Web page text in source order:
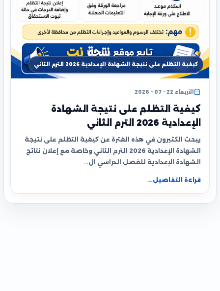
كيفية التظلم على نتيجة الشهادة الإعدادية 2026 الترم الثاني
الأربعاء 22 - 07 - 2026
كيفية التظلم على نتيجة الشهادة
الإعدادية 2026 الترم الثاني
يبحث الكثيرون في هذه الفترة عن كيفية التظلم على نتيجة
الشهادة الإعدادية 2026 الترم الثاني وخاصة مع إعلان نتائج
الشهادة الإعدادية للفصل الدراسي ال…
قراءة التفاصيل ←